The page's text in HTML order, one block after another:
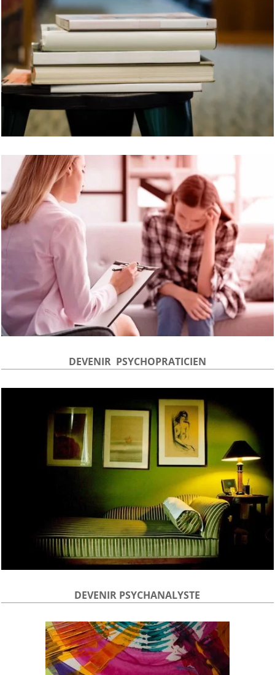
DEVENIR PSYCHOPRATICIEN
DEVENIR PSYCHANALYSTE